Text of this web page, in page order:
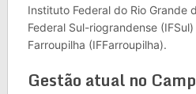
Instituto Federal do Rio Grande
Federal Sul-riograndense
Farroupilha (IFFarroupilha).
Gestão atual no